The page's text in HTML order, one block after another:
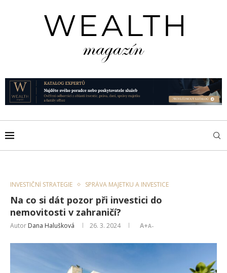
INVESTIČNÍ STRATEGIE SPRÁVA MAJETKU A INVESTICE
Na co si dát pozor při investici do
nemovitosti v zahraničí?
Autor Dana Halušková 26. 3. 2024 A+A-